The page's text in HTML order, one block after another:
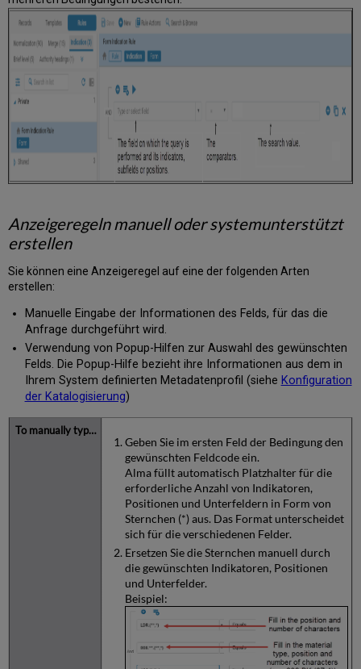
Anzeigeregeln manuell oder systemunterstützt
erstellen
Sie können eine Anzeigeregel auf eine der folgenden Arten
erstellen:
Manuelle Eingabe der Informationen des Felds, für das die
Anfrage durchgeführt wird.
Verwendung von Popup-Hilfen zur Auswahl des gewünschten
Felds. Die Popup-Hilfe bezieht ihre Informationen aus dem in
Ihrem System definierten Metadatenprofil (siehe Konfiguration
der Katalogisierung)
Geben Sie im ersten Feld der Bedingung den
gewünschten Feldcode ein.
Alma füllt automatisch Platzhalter für die
erforderliche Anzahl von Indikatoren,
Positionen und Unterfeldern in Form von
Sternchen (*) aus. Das Format unterscheidet
sich für die verschiedenen Felder.
Ersetzen Sie die Sternchen manuell durch
die gewünschten Indikatoren, Positionen
und Unterfelder.
Beispiel: